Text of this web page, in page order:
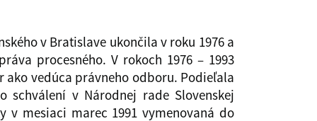
v Bratislave ukončila v roku 1976 a
procesného. V rokoch 1976 – 1993
vedúca právneho odboru. Podieľala
v Národnej rade Slovenskej
mesiaci marec 1991 vymenovaná do